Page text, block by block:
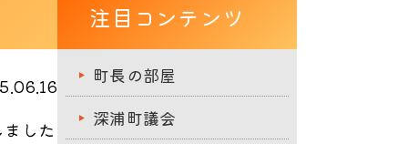
した
注目コンテンツ
町長の部屋
深浦町議会